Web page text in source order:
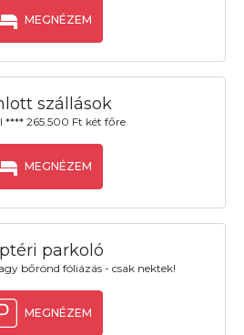
MEGNÉZEM
szállások
**** 265.500 Ft két főre
MEGNÉZEM
parkoló
bőrönd fóliázás - csak nektek!
MEGNÉZEM